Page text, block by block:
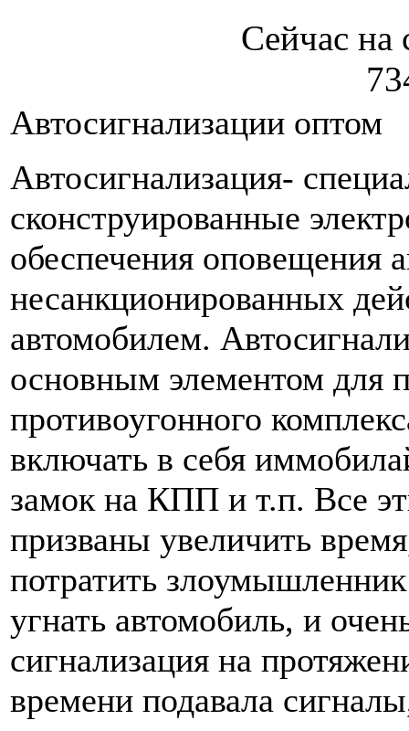
Сейчас на
Автосигнализации оптом
Автосигнализация-
сконструированные
обеспечения оповещения
несанкционированных
автомобилем.
основным элементом для
противоугонного
включать в себя
замок на КПП и т.п. Все
призваны увеличить
потратить
угнать автомобиль, и
сигнализация на
времени подавала